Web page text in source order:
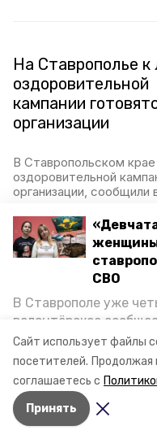
Сайт использует файлы
посетителей. Продолжая
соглашаетесь с
Принять
СВО
В Ставрополе уже
волонтёрское
организуют сборы
участников
на передовую.
создавали
масштабную акцию к 9
На Ставрополье к
оздоровительной
кампании
организации
В Ставропольском
оздоровительной
организации, сообщили
21 мая 2025, 12:19
Капремонт
ставропольской
В Ставропольском крае
детских садов.
рассказали в
15 мая 2025, 17:29